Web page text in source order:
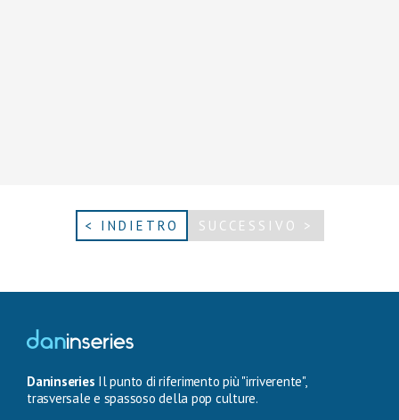
< INDIETRO SUCCESSIVO >
Daninseries Il punto di riferimento più "irriverente",
trasversale e spassoso della pop culture.